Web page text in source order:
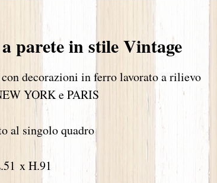
parete in stile Vintage
decorazioni in ferro lavorato a rilievo
YORK e PARIS
al singolo quadro
x H.91